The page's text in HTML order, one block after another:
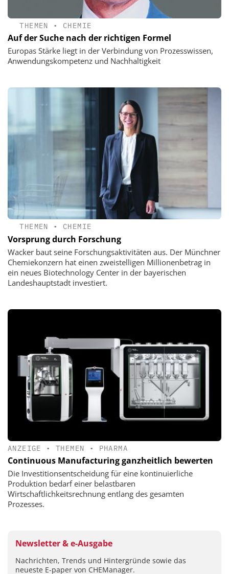
THEMEN • CHEMIE
Auf der Suche nach der richtigen Formel
Europas Stärke liegt in der Verbindung von Prozesswissen,
Anwendungskompetenz und Nachhaltigkeit
THEMEN • CHEMIE
Vorsprung durch Forschung
Wacker baut seine Forschungsaktivitäten aus. Der Münchner
Chemiekonzern hat einen zweistelligen Millionenbetrag in
ein neues Biotechnology Center in der bayerischen
Landeshauptstadt investiert.
ANZEIGE •THEMEN • PHARMA
Continuous Manufacturing ganzheitlich bewerten
Die Investitionsentscheidung für eine kontinuierliche
Produktion bedarf einer belastbaren
Wirtschaftlichkeitsrechnung entlang des gesamten
Prozesses.
Newsletter & e-Ausgabe
Nachrichten, Trends und Hintergründe sowie das
neueste E-paper von CHEManager.